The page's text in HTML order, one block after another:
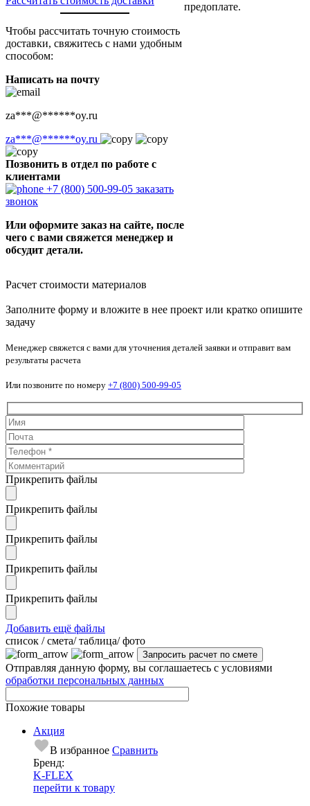
Чтобы рассчитать точную стоимость
доставки, свяжитесь с нами удобным
способом:
Написать на почту
za***@******oy.ru
za***@******oy.ru
Позвонить в отдел по работе с
клиентами
+7 (800) 500-99-05 заказать
звонок
Или оформите заказ на сайте, после
чего с вами свяжется менеджер и
обсудит детали.
предоплате.
Расчет стоимости материалов
Заполните форму и вложите в нее проект или кратко опишите
задачу
Менеджер свяжется с вами для уточнения деталей заявки и отправит вам
результаты расчета
Или позвоните по номеру +7 (800) 500-99-05
Прикрепить файлы
Прикрепить файлы
Прикрепить файлы
Прикрепить файлы
Прикрепить файлы
Добавить ещё файлы
cписок / смета/ таблица/ фото
Отправляя данную форму, вы соглашаетесь с условиями
обработки персональных данных
Похожие товары
Акция
В избранное Сравнить
Бренд:
K-FLEX
перейти к товару